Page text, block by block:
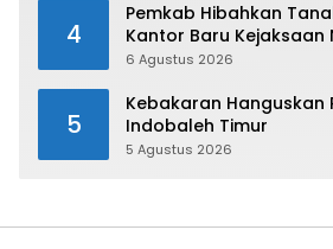
4
Pemkab Hibahkan
Kantor Baru Kejaksaan
Kota
6 Agustus 2026
5
Kebakaran Hanguskan
Indobaleh Timur
5 Agustus 2026